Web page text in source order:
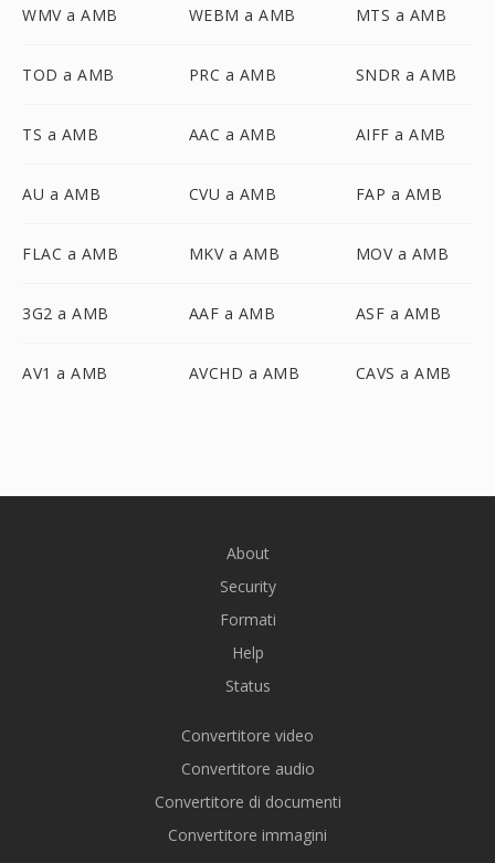
WMV a AMB WEBM a AMB MTS a AMB
TOD a AMB PRC a AMB SNDR a AMB
TS a AMB AAC a AMB AIFF a AMB
AU a AMB CVU a AMB FAP a AMB
FLAC a AMB MKV a AMB MOV a AMB
3G2 a AMB AAF a AMB ASF a AMB
AV1 a AMB AVCHD a AMB CAVS a AMB
About
Security
Formati
Help
Status
Convertitore video
Convertitore audio
Convertitore di documenti
Convertitore immagini